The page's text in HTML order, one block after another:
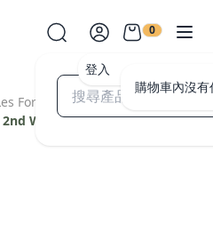
登入
0
購物車內沒
Forts de Latour Pauillac
Wine 2005